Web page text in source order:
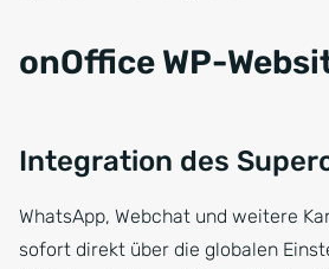
onOffice WP-
Integration des
WhatsApp, Webchat und weitere
sofort direkt über die globalen